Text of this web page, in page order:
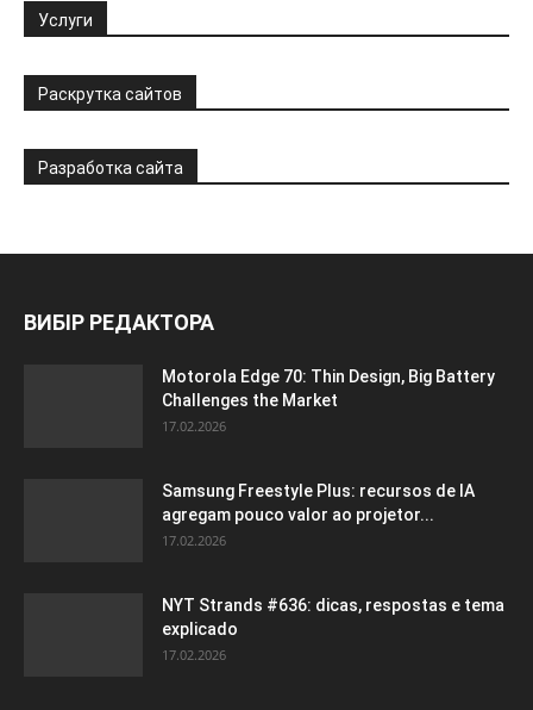
Услуги
Раскрутка сайтов
Разработка сайта
ВИБІР РЕДАКТОРА
Motorola Edge 70: Thin Design, Big Battery
Challenges the Market
17.02.2026
Samsung Freestyle Plus: recursos de IA
agregam pouco valor ao projetor...
17.02.2026
NYT Strands #636: dicas, respostas e tema
explicado
17.02.2026